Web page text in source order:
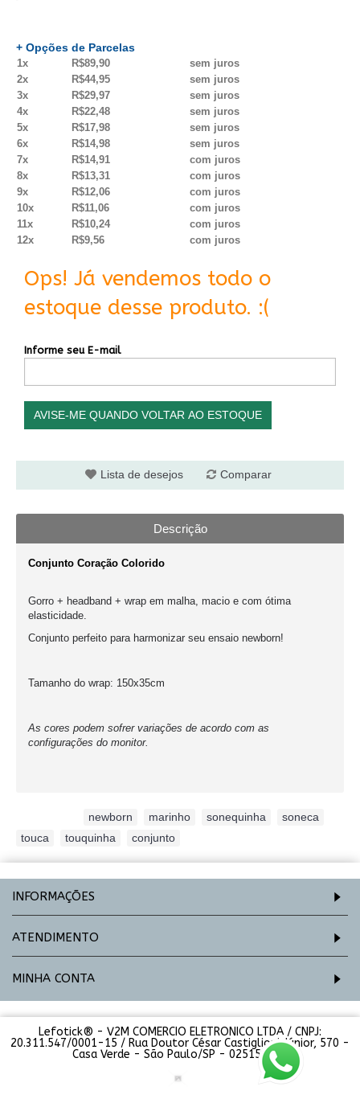
+ Opções de Parcelas
1x R$89,90
sem juros
2x
R$44,95
sem juros
3x
R$29,97
sem juros
4x
R$22,48
sem juros
5x
R$17,98
sem juros
6x
R$14,98
sem juros
7x
R$14,91
com juros
8x
R$13,31
com juros
9x
R$12,06
com juros
10x
R$11,06
com juros
11x
R$10,24
com juros
12x
R$9,56 com juros
Ops! Já vendemos todo o
estoque desse produto. :(
Informe seu E-mail
AVISE-ME QUANDO VOLTAR AO ESTOQUE
Lista de desejos Comparar
Descrição
Conjunto Coração Colorido
Gorro + headband + wrap em malha, macio e com ótima
elasticidade.
Conjunto perfeito para harmonizar seu ensaio newborn!
Tamanho do wrap: 150x35cm
As cores podem sofrer variações de acordo com as
configurações do monitor.
newborn marinho sonequinha soneca
touca
touquinha conjunto
INFORMAÇÕES
ATENDIMENTO
MINHA CONTA
Lefotick® - V2M COMERCIO ELETRONICO LTDA / CNPJ:
20.311.547/0001-15 / Rua Doutor César Castiglioni Júnior, 570 -
Casa Verde - São Paulo/SP - 02515-000